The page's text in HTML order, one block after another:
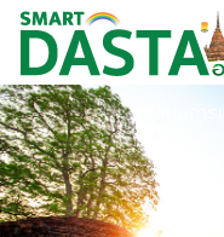
เปลี่ยนกา